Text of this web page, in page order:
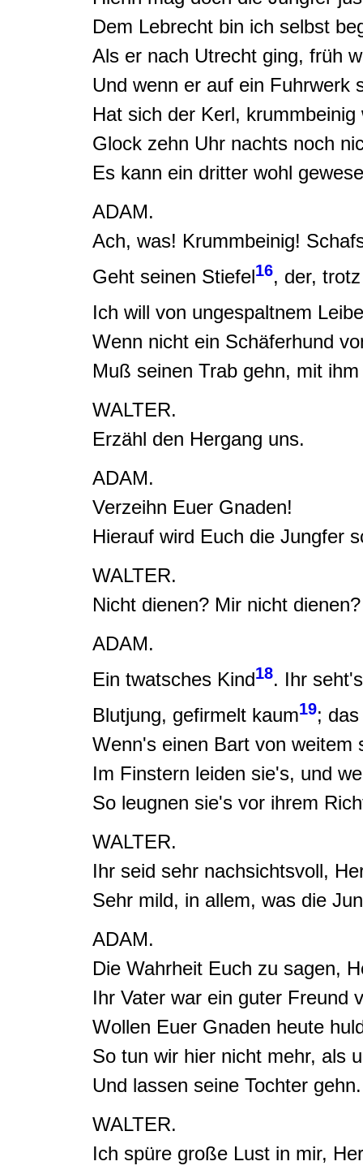
Dem Lebrecht bin ich selbst
Als er nach Utrecht ging, früh
Und wenn er auf ein Fuhrwerk
Hat sich der Kerl, krummbeinig
Glock zehn Uhr nachts noch
Es kann ein dritter wohl
ADAM.
Ach, was! Krummbeinig!
Geht seinen Stiefel16, der,
Ich will von ungespaltnem
Wenn nicht ein Schäferhund
Muß seinen Trab gehn, mit
WALTER.
Erzähl den Hergang uns.
ADAM.
Verzeihn Euer Gnaden!
Hierauf wird Euch die Jungfer
WALTER.
Nicht dienen? Mir nicht
ADAM.
Ein twatsches Kind18. Ihr
Blutjung, gefirmelt kaum19;
Wenn's einen Bart von weitem
Im Finstern leiden sie's, und
So leugnen sie's vor ihrem
WALTER.
Ihr seid sehr nachsichtsvoll,
Sehr mild, in allem, was die
ADAM.
Die Wahrheit Euch zu sagen,
Ihr Vater war ein guter Freund
Wollen Euer Gnaden heute
So tun wir hier nicht mehr, als
Und lassen seine Tochter gehn.
WALTER.
Ich spüre große Lust in mir,